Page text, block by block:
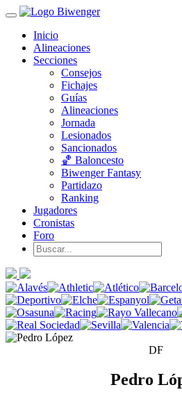
Inicio
Alineaciones
Secciones
Consejos
Fichajes
Guías
Alineaciones
Jornada
Lesionados
Sancionados
🏀 Baloncesto
Biwenger Fantasy
Partidazo
Ranking
Jugadores
Cronistas
Foro
DF
Pedro